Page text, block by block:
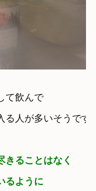
て飲んで
る人が多いそうです
きることはなく
るように